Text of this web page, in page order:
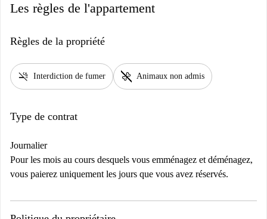
Les règles de l'appartement
Règles de la propriété
smoke_free Interdiction de fumer pet_supplies Animaux non admis
Type de contrat
Journalier
Pour les mois au cours desquels vous emménagez et déménagez,
vous paierez uniquement les jours que vous avez réservés.